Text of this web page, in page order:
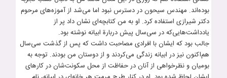
بوده‌اند. مهندس سیحون در دسترس نبود اما می‌شد از آموزه‌های مرحوم
دکتر شیرازی استفاده کرد. او به من کتابچه‌ای نشان داد پر از
یادداشت‌هایی‌که در سی‌سال پیش دربارة ابیانه نوشته بود.
جالب بود که ایشان با افرادی مصاحبت داشت که پس از گذشت سی‌سال
هم‌اکنون نیز در ابیانه زندگی می‌کردند و از دوستان من بودند. توجه به
بومیان و نظرخواهی از آنان در حفاظت از محل سکونت‌شان در کارهای